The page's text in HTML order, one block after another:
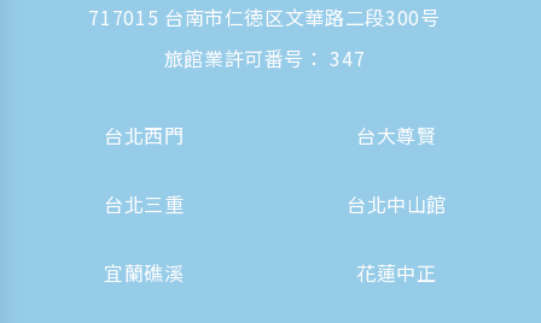
717015 台南市仁徳区文華路二段300号
旅館業許可番号： 347
台北西門 台大尊賢
台北三重 台北中山館
宜蘭礁溪 花蓮中正